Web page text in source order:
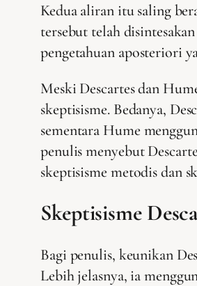
Kedua aliran itu saling
tersebut telah
pengetahuan aposteriori
Meski Descartes dan
skeptisisme. Bedanya,
sementara Hume
penulis menyebut
skeptisisme metodis dan
Skeptisisme
Bagi penulis, keunikan
Lebih jelasnya, ia